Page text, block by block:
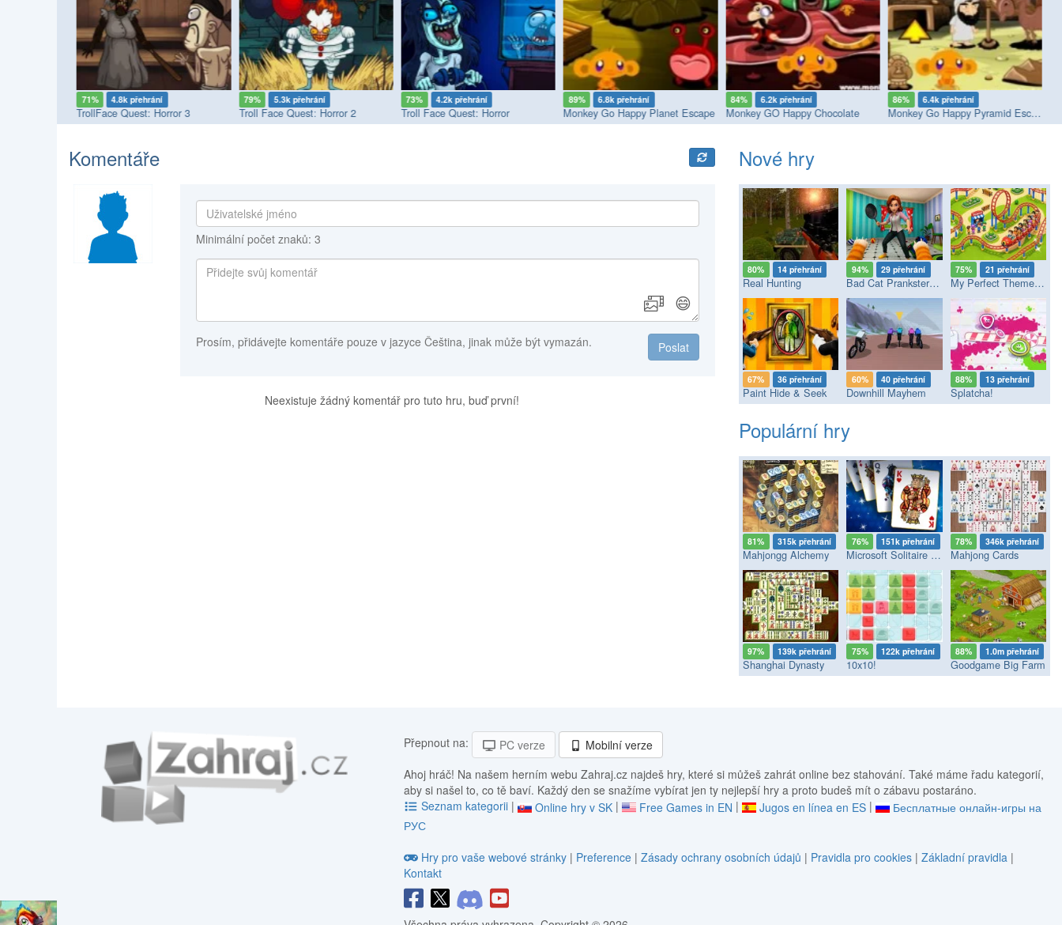
71% 4.8k přehrání
TrollFace Quest: Horror 3
79% 5.3k přehrání
Troll Face Quest: Horror 2
73% 4.2k přehrání
Troll Face Quest: Horror
89% 6.8k přehrání
Monkey Go Happy Planet Escape
84% 6.2k přehrání
Monkey GO Happy Chocolate
86% 6.4k přehrání
Monkey Go Happy Pyramid Escape
Komentáře
Minimální počet znaků: 3
😄
Poslat
Prosím, přidávejte komentáře pouze v jazyce Čeština, jinak může být vymazán.
Neexistuje žádný komentář pro tuto hru, buď první!
Nové hry
80% 14 přehrání
Real Hunting
94% 29 přehrání
Bad Cat Prankster - Mom’s Return
75% 21 přehrání
My Perfect Theme Park
67% 36 přehrání
Paint Hide & Seek
60% 40 přehrání
Downhill Mayhem
88% 13 přehrání
Splatcha!
Populární hry
81% 315k přehrání
Mahjongg Alchemy
76% 151k přehrání
Microsoft Solitaire Collection
78% 346k přehrání
Mahjong Cards
97% 139k přehrání
Shanghai Dynasty
75% 122k přehrání
10x10!
88% 1.0m přehrání
Goodgame Big Farm
Přepnout na: PC verze
Mobilní verze
Ahoj hráč! Na našem herním webu Zahraj.cz najdeš hry, které si můžeš zahrát online bez stahování. Také máme řadu kategorií,
aby si našel to, co tě baví. Každý den se snažíme vybírat jen ty nejlepší hry a proto budeš mít o zábavu postaráno.
Seznam kategorii | Online hry v SK | Free Games in EN | Jugos en línea en ES |
Бесплатные онлайн-игры на
РУС
Hry pro vaše webové stránky | Preference | Zásady ochrany osobních údajů | Pravidla pro cookies| Základní pravidla|
Kontakt